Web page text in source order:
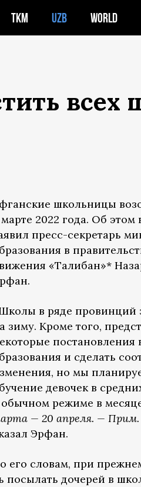
TKM UZB WORLD
всех
школьницы
2022 года. Об этом
пресс-секретарь
в
«Талибан»*
в ряде провинций
зиму. Кроме того,
постановления
и сделать
но мы
девочек в
обычном режиме в
— 20 апреля. — Прим.
Эрфан.
его словам, при
дочерей в